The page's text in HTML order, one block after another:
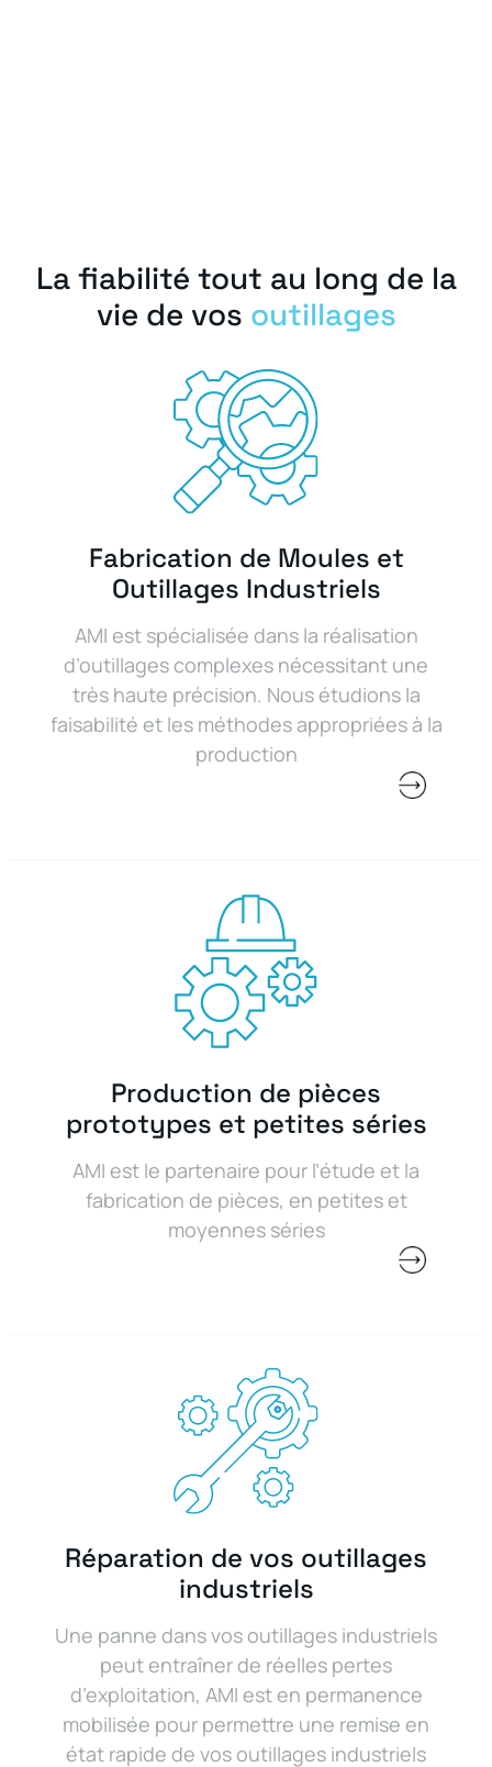
La fiabilité tout au long de la
vie de vos outillages
Fabrication de Moules et
Outillages Industriels
AMI est spécialisée dans la réalisation
d’outillages complexes nécessitant une
très haute précision. Nous étudions la
faisabilité et les méthodes appropriées à la
production
Production de pièces
prototypes et petites séries
AMI est le partenaire pour l’étude et la
fabrication de pièces, en petites et
moyennes séries
Réparation de vos outillages
industriels
Une panne dans vos outillages industriels
peut entraîner de réelles pertes
d’exploitation, AMI est en permanence
mobilisée pour permettre une remise en
état rapide de vos outillages industriels